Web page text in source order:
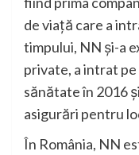
de viață care a
timpului, NN și-a
private, a intrat
sănătate în 2016
asigurări pentru
În România, NN